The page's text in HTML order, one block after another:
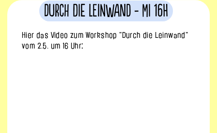
Durch die Leinwand - Mi 16h
Hier das Video zum Workshop "Durch die Leinwand"
vom 2.5. um 16 Uhr: